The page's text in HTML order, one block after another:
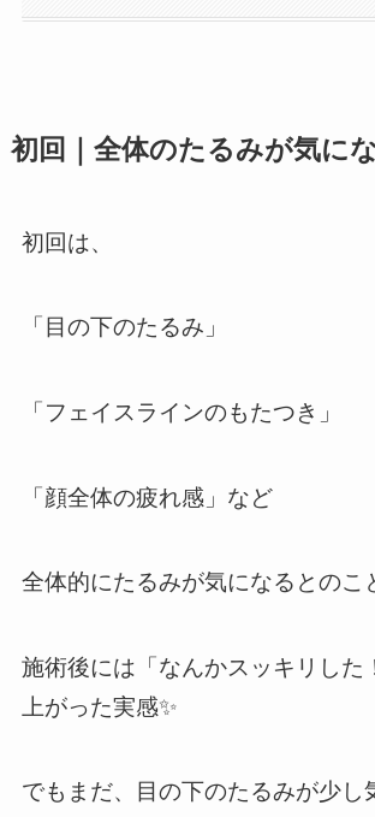
初回｜全体のたるみが気に
初回は、
「目の下のたるみ」
「フェイスラインのもたつき」
「顔全体の疲れ感」など
全体的にたるみが気になるとのこ
施術後には「なんかスッキリした
上がった実感✨
でもまだ、目の下のたるみが少し